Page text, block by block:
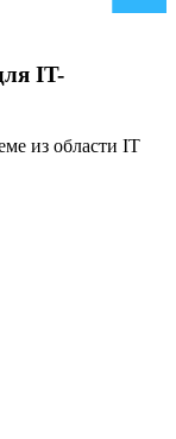
IT-
из области IT